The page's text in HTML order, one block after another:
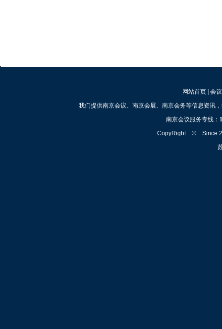
网站首页| 会
我们提供南京会议、南京会展、南京会务等信息资讯
南京会议服务专线：
CopyRight © Since